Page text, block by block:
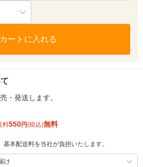
カートに入れる
・発送します。
料550円(税込)無料
本配送料を当社が負担いたします。
け